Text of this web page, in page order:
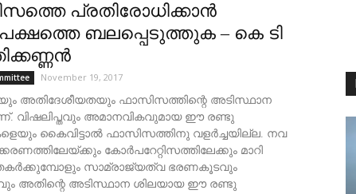
പ്രതിരോധിക്കാൻ
ബലപ്പെടുത്തുക – കെ ടി
November 19, 2017
അതിദേശീയതയും ഫാസിസത്തിന്റെ അടിസ്ഥാന
വിഷലിപ്തവും അമാനവികവുമായ ഈ രണ്ടു
കൈവിട്ടാൽ ഫാസിസത്തിനു വളർച്ചയില്ല. നവ
കോർപറേറ്റിസത്തിലേക്കും മാറി
സാമ്രാജ്യത്വ ഭരണകൂടവും
അതിന്റെ അടിസ്ഥാന ശിലയായ ഈ രണ്ടു